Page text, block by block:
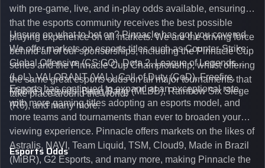
with pre-game, live, and in-play odds available, ensuring
that the esports community receives the best possible
playing experience on all markets. We are the driving force
behind all of our sponsorships, including the Pinnacle Cup
series and the Pinnacle Cup Championship, whilst offering
the same great esports odds on all major tournaments that
take place around the world.
Unsure on what to bet on? Pinnacle has got you covered.
We offer markets on esports titles such as Counter-Strike:
Global Offensive (CS:GO), Dota 2, League of Legends
(LoL), VALORANT (VAL), Call of Duty (CoD), Freefire,
Mobile Legends: Bang Bang (MLBB), Rainbow Six Siege
(R6), and many more.
Esports has continued to expand at an exceptional rate,
with more gaming titles adopting an esports model, and
more teams and tournaments than ever to broaden your
viewing experience. Pinnacle offers markets on the likes of
Astralis, NAVI, Team Liquid, TSM, Cloud9, Made in Brazil
(MiBR), G2 Esports, and many more, making Pinnacle the
Esports Odds